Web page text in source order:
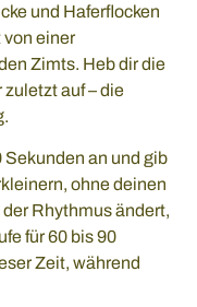
und Haferflocken
von einer
Zimts. Heb dir die
auf – die
Sekunden an und gib
ohne deinen
Rhythmus ändert,
für 60 bis 90
Zeit, während